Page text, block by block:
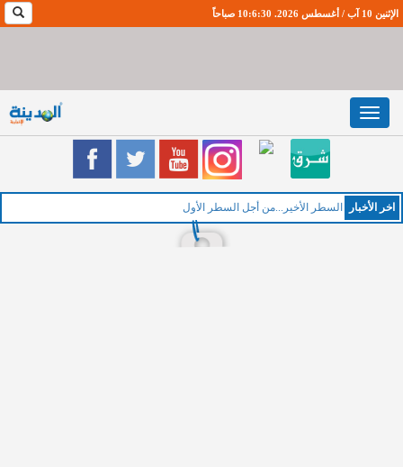
الإثنين 10 آب / أغسطس 2026. 10:6:31 صباحاً
Toggle
navigation
اخر اﻷخبار